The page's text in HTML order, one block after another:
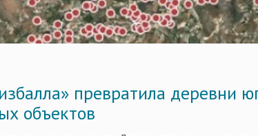
превратила деревни
объектов